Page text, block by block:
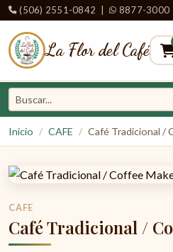
(506) 2551-0842 8877-3000
La Flor del Café
Inicio CAFE Café Tradicional /
CAFE
Café Tradicional /